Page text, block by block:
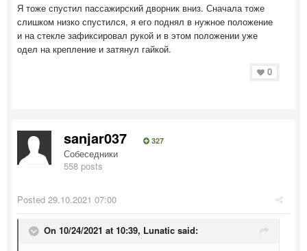
Я тоже спустил пассажирский дворник вниз. Сначала тоже
слишком низко спустился, я его поднял в нужное положение
и на стекле зафиксировал рукой и в этом положении уже
одел на крепление и затянул гайкой.
0
sanjar037 327
Собеседники
558 posts
Posted 29.10.2021 07:00
On 10/24/2021 at 10:39, Lunatic said: